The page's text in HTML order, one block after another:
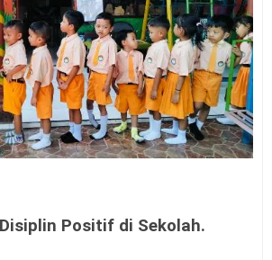
Positif di Sekolah.